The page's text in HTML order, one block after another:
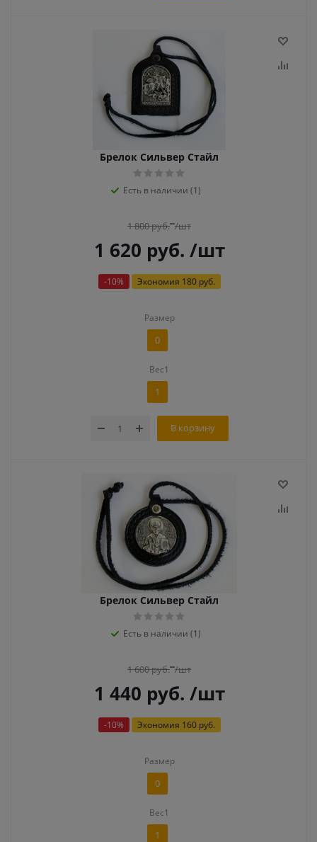
Брелок Сильвер Стайл
Есть в наличии (1)
1 800руб. /шт
1 620 руб. /шт
-10% Экономия 180 руб.
Размер
0
Вес1
1
В корзину
Брелок Сильвер Стайл
Есть в наличии (1)
1 600руб. /шт
1 440 руб. /шт
-10% Экономия 160 руб.
Размер
0
Вес1
1